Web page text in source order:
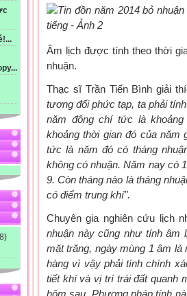
Âm lịch được tính theo thời
nhuận.
Thạc sĩ Trần Tiến Bình giải
tương đối phức tạp, ta phải
năm đông chí tức là
khoảng thời gian đó của năm
tức là năm đó có tháng
không có nhuận. Năm nay có
9. Còn tháng nào là tháng
có điểm trung khí".
Chuyên gia nghiên cứu lịch
nhuận này cũng như tính âm
mặt trăng, ngày mùng 1 âm là
hàng vì vậy phải tính chính
tiết khí và vị trí trái đất quanh